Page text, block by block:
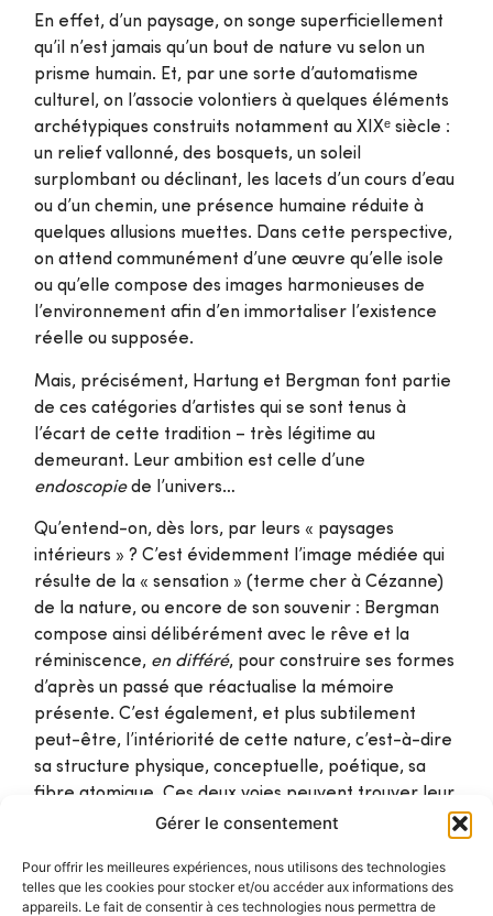
Gérer le consentement
Pour offrir les meilleures expériences, nous utilisons des technologies
telles que les cookies pour stocker et/ou accéder aux informations des
appareils. Le fait de consentir à ces technologies nous permettra de
En effet, d’un paysage, on songe superficiellement
qu’il n’est jamais qu’un bout de nature vu selon un
prisme humain. Et, par une sorte d’automatisme
culturel, on l’associe volontiers à quelques éléments
archétypiques construits notamment au XIXᵉ siècle :
un relief vallonné, des bosquets, un soleil
surplombant ou déclinant, les lacets d’un cours d’eau
ou d’un chemin, une présence humaine réduite à
quelques allusions muettes. Dans cette perspective,
on attend communément d’une œuvre qu’elle isole
ou qu’elle compose des images harmonieuses de
l’environnement afin d’en immortaliser l’existence
réelle ou supposée.
Mais, précisément, Hartung et Bergman font partie
de ces catégories d’artistes qui se sont tenus à
l’écart de cette tradition – très légitime au
demeurant. Leur ambition est celle d’une
endoscopiede l’univers…
Qu’entend-on, dès lors, par leurs « paysages
intérieurs » ? C’est évidemment l’image médiée qui
résulte de la « sensation » (terme cher à Cézanne)
de la nature, ou encore de son souvenir : Bergman
compose ainsi délibérément avec le rêve et la
réminiscence, en différé, pour construire ses formes
d’après un passé que réactualise la mémoire
présente. C’est également, et plus subtilement
peut-être, l’intériorité de cette nature, c’est-à-dire
sa structure physique, conceptuelle, poétique, sa
fibre atomique. Ces deux voies peuvent trouver leur
moyen d’expression dans des modalités diverses,
cadrage, la gestualité. Une révélationpar
abstractisation , en somme.